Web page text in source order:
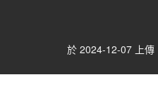
於 2024-12-07 上傳